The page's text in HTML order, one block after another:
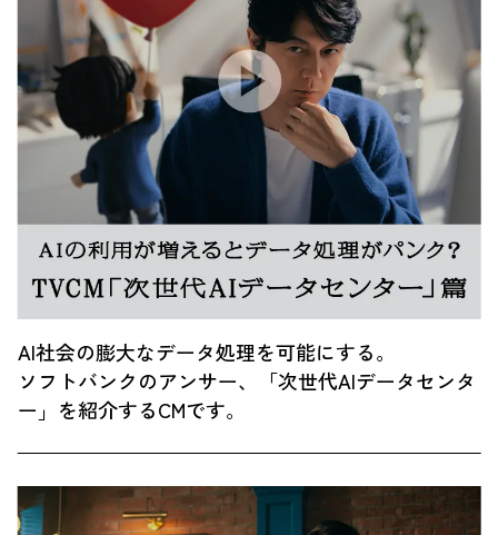
AI社会の膨大なデータ処理を可能にする。
ソフトバンクのアンサー、「次世代AIデータセンタ
ー」を紹介するCMです。